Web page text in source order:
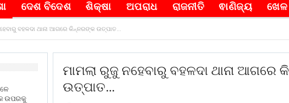
ଦେଶ ବିଦେଶ ଶିକ୍ଷା ଅପରାଧ ରାଜନୀତି ଵାଣିଜ୍ୟ ଖେଳ
ବହଳଦା ଥାନା ଆଗରେ କିନ୍ନରଙ୍କ ଉତ୍ପାତ…
ମାମଲା ରୁଜୁ ନହେବାରୁ ବହଳଦା ଥାନା ଆଗରେ
ଉତ୍ପାତ…
ଉପରକୁ